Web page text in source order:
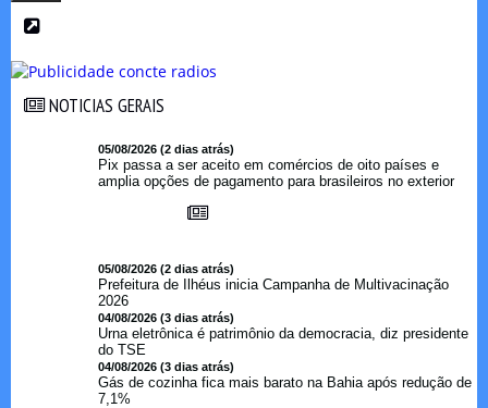
NOTICIAS GERAIS
05/08/2026 (2 dias atrás)
Pix passa a ser aceito em comércios de oito países e
amplia opções de pagamento para brasileiros no exterior
05/08/2026 (2 dias atrás)
Prefeitura de Ilhéus inicia Campanha de Multivacinação
2026
04/08/2026 (3 dias atrás)
Urna eletrônica é patrimônio da democracia, diz presidente
do TSE
04/08/2026 (3 dias atrás)
Gás de cozinha fica mais barato na Bahia após redução de
7,1%